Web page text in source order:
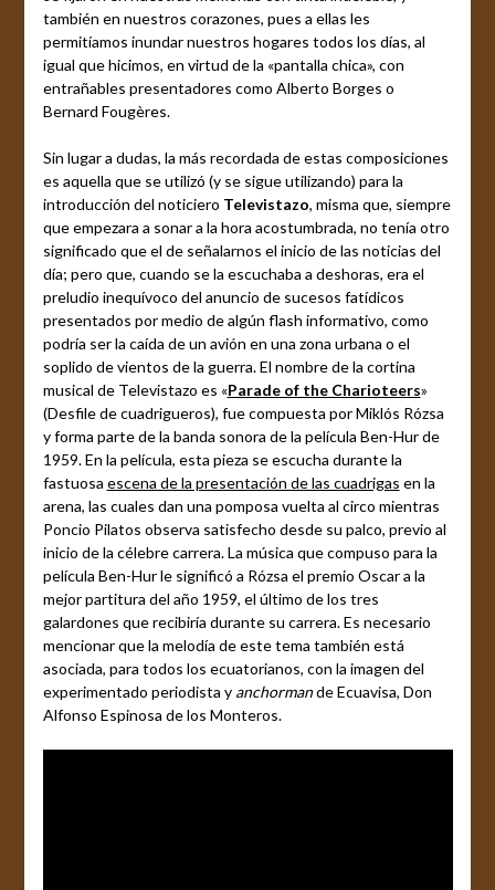
también en nuestros corazones, pues a ellas les
permitíamos inundar nuestros hogares todos los días, al
igual que hicimos, en virtud de la «pantalla chica», con
entrañables presentadores como Alberto Borges o
Bernard Fougères.
Sin lugar a dudas, la más recordada de estas composiciones
es aquella que se utilizó (y se sigue utilizando) para la
introducción del noticiero Televistazo, misma que, siempre
que empezara a sonar a la hora acostumbrada, no tenía otro
significado que el de señalarnos el inicio de las noticias del
día; pero que, cuando se la escuchaba a deshoras, era el
preludio inequívoco del anuncio de sucesos fatídicos
presentados por medio de algún flash informativo, como
podría ser la caída de un avión en una zona urbana o el
soplido de vientos de la guerra. El nombre de la cortina
musical de Televistazo es «Parade of the Charioteers»
(Desfile de cuadrigueros), fue compuesta por Miklós Rózsa
y forma parte de la banda sonora de la película Ben-Hur de
1959. En la película, esta pieza se escucha durante la
fastuosa escena de la presentación de las cuadrigas en la
arena, las cuales dan una pomposa vuelta al circo mientras
Poncio Pilatos observa satisfecho desde su palco, previo al
inicio de la célebre carrera. La música que compuso para la
película Ben-Hur le significó a Rózsa el premio Oscar a la
mejor partitura del año 1959, el último de los tres
galardones que recibiría durante su carrera. Es necesario
mencionar que la melodía de este tema también está
asociada, para todos los ecuatorianos, con la imagen del
experimentado periodista y anchormande Ecuavisa, Don
Alfonso Espinosa de los Monteros.